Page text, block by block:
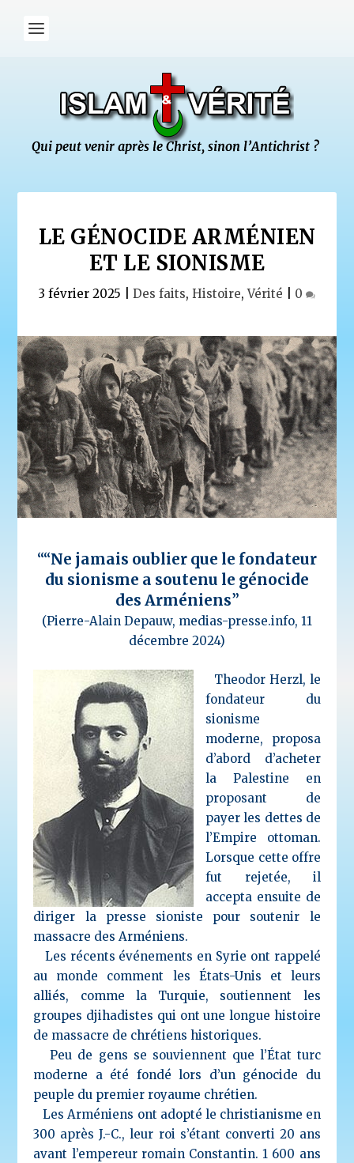
LE GÉNOCIDE ARMÉNIEN
ET LE SIONISME
3 février 2025 Des faits, Histoire,Vérité 0
““Ne jamais oublier que le fondateur
du sionisme a soutenu le génocide
des Arméniens”
(Pierre-Alain Depauw, medias-presse.info, 11
décembre 2024)
Theodor Herzl, le
fondateur du
sionisme
moderne, proposa
d’abord d’acheter
la Palestine en
proposant de
payer les dettes de
l’Empire ottoman.
Lorsque cette offre
fut rejetée, il
accepta ensuite de
diriger la presse sioniste pour soutenir le
massacre des Arméniens.
Les récents événements en Syrie ont rappelé
au monde comment les États-Unis et leurs
alliés, comme la Turquie, soutiennent les
groupes djihadistes qui ont une longue histoire
de massacre de chrétiens historiques.
Peu de gens se souviennent que l’État turc
moderne a été fondé lors d’un génocide du
peuple du premier royaume chrétien.
Les Arméniens ont adopté le christianisme en
300 après J.-C., leur roi s’étant converti 20 ans
avant l’empereur romain Constantin. 1 600 ans